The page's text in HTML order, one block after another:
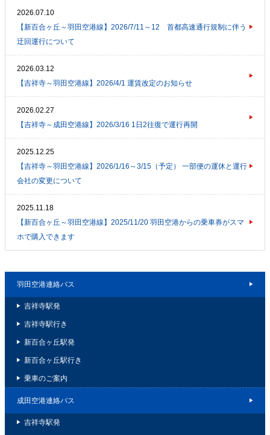
2026.07.10
【新百合ヶ丘～羽田空港線】2026/7/11～12 首都高速通行規制に伴う
迂回運行について
2026.03.12
【吉祥寺～羽田空港線】2026/4/1 運賃改定のお知らせ
2026.02.27
【吉祥寺～成田空港線】2026/3/16 1日2往復で運行再開
2025.12.25
【吉祥寺～羽田空港線】2026/1/16～3/15（予定） 一部便の運休と運行
会社の変更について
2025.11.18
【新百合ヶ丘～羽田空港線】2025/11/20 羽田空港からの乗車券がスマ
ホで購入できます
羽田空港連絡バス
吉祥寺駅発
吉祥寺駅行き
新百合ヶ丘駅発
新百合ヶ丘駅行き
乗車のご案内
成田空港連絡バス
吉祥寺駅発